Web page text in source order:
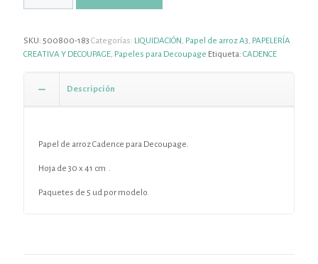
SKU: 500800-183 Categorías: LIQUIDACIÓN, Papel de arroz A3, PAPELERÍA
CREATIVA Y DECOUPAGE, Papeles para Decoupage Etiqueta: CADENCE
Descripción
Papel de arroz Cadence para Decoupage.
Hoja de 30 x 41 cm .
Paquetes de 5 ud por modelo.